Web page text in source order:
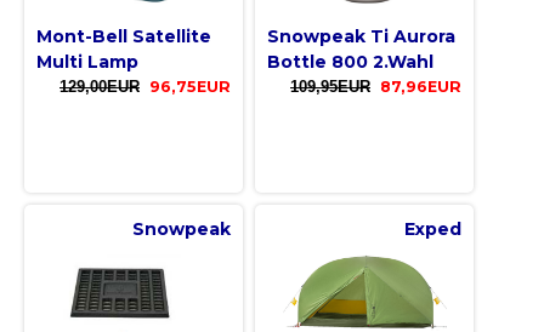
Mont-Bell Satellite
Multi Lamp
129,00EUR 96,75EUR
Snowpeak Ti Aurora
Bottle 800 2.Wahl
109,95EUR 87,96EUR
Snowpeak Exped